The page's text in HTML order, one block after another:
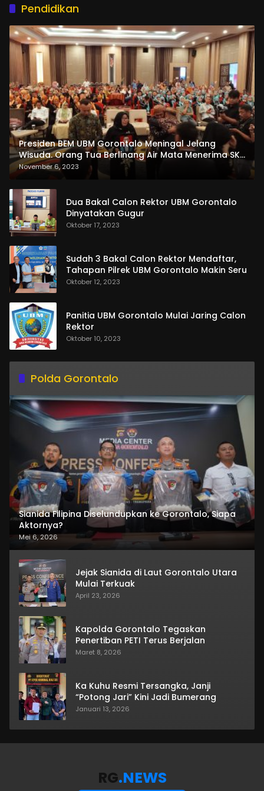
Pendidikan
Presiden BEM UBM Gorontalo Meningal Jelang
Wisuda. Orang Tua Berlinang Air Mata Menerima SKL
dan Pemasangan Salempang
November 6, 2023
Dua Bakal Calon Rektor UBM Gorontalo
Dinyatakan Gugur
Oktober 17, 2023
Sudah 3 Bakal Calon Rektor Mendaftar,
Tahapan Pilrek UBM Gorontalo Makin Seru
Oktober 12, 2023
Panitia UBM Gorontalo Mulai Jaring Calon
Rektor
Oktober 10, 2023
Polda Gorontalo
Sianida Filipina Diselundupkan ke Gorontalo, Siapa
Aktornya?
Mei 6, 2026
Jejak Sianida di Laut Gorontalo Utara
Mulai Terkuak
April 23, 2026
Kapolda Gorontalo Tegaskan
Penertiban PETI Terus Berjalan
Maret 8, 2026
Ka Kuhu Resmi Tersangka, Janji
“Potong Jari” Kini Jadi Bumerang
Januari 13, 2026
RG.NEWS